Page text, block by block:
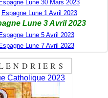
Espagne Lune 30 Mars 2023
Espagne Lune 1 Avril 2023
Lune 3 Avril 2023
Espagne Lune 5 Avril 2023
Espagne Lune 7 Avril 2023
Catholique 2023